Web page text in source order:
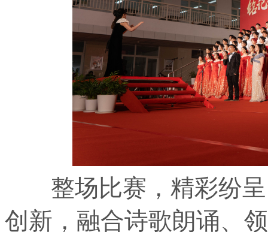
整场比赛，精彩纷呈
创新，融合诗歌朗诵、